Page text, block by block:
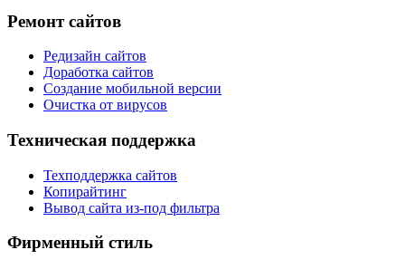
Ремонт сайтов
Редизайн сайтов
Доработка сайтов
Создание мобильной версии
Очистка от вирусов
Техническая поддержка
Техподдержка сайтов
Копирайтинг
Вывод сайта из-под фильтра
Фирменный стиль